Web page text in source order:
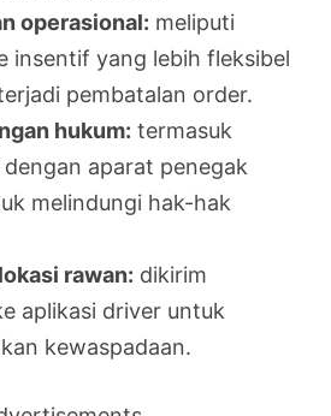
operasional: meliputi
insentif yang lebih fleksibel
pembatalan order.
hukum: termasuk
aparat penegak
melindungi hak-hak
rawan: dikirim
aplikasi driver untuk
kewaspadaan.